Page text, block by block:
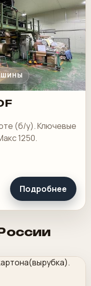
(б/у). Ключевые
1250.
Подробнее